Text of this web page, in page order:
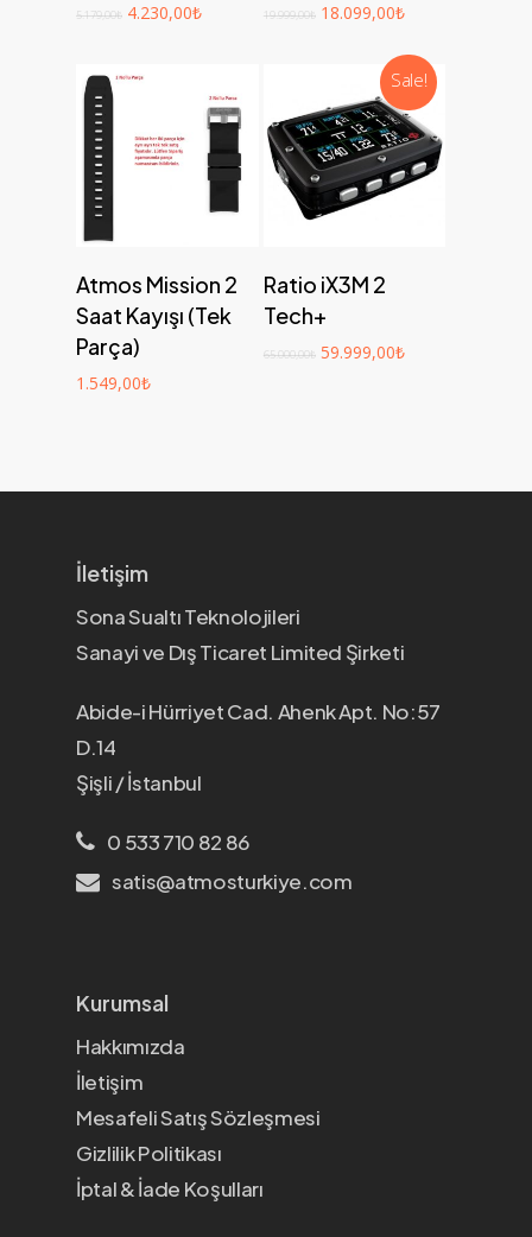
5.179,00₺ 4.230,00₺ 19.999,00₺ 18.099,00₺
Atmos Mission 2
Saat Kayışı (Tek
Parça)
1.549,00₺
Sale!
Ratio iX3M 2
Tech+
65.000,00₺ 59.999,00₺
İletişim
Sona Sualtı Teknolojileri
Sanayi ve Dış Ticaret Limited Şirketi
Abide-i Hürriyet Cad. Ahenk Apt. No:57
D.14
Şişli / İstanbul
0 533 710 82 86
satis@atmosturkiye.com
Kurumsal
Hakkımızda
İletişim
Mesafeli Satış Sözleşmesi
Gizlilik Politikası
İptal & İade Koşulları